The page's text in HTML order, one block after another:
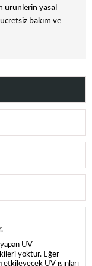
ürünlerin yasal
bakım ve
UV
yoktur. Eğer
UV ışınları